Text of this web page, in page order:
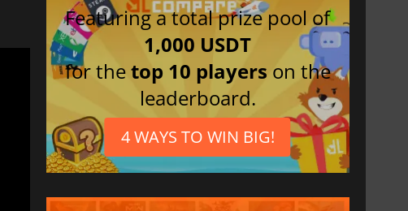
Featuring a total prize pool of
1,000 USDT
for thetop 10 players on the
leaderboard.
4 WAYS TO WIN BIG!